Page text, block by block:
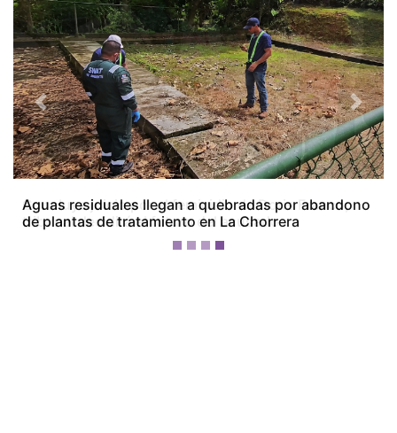
Concluye juicio por el femicidio de Doris Franco;
tribunal decidirá el futuro del acusado
Previous Next